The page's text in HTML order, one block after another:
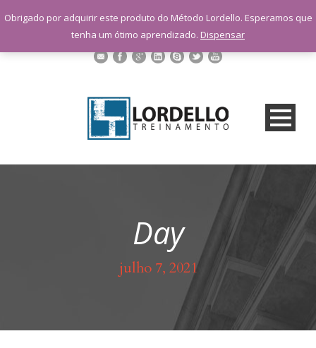
sac@lordellotreinamento.com.br
+55 11 9 1398-3091
Day
julho 7, 2021
Obrigado por adquirir este produto do Método Lordello. Esperamos que
tenha um ótimo aprendizado. Dispensar